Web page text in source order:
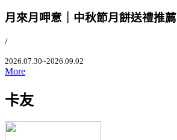
月來月呷意｜中秋節月餅送禮推薦
/
2026.07.30~2026.09.02
More
卡友